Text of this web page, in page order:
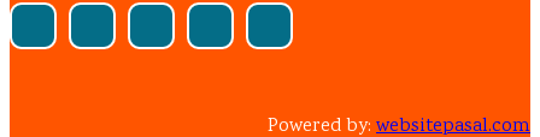
Powered by: websitepasal.com